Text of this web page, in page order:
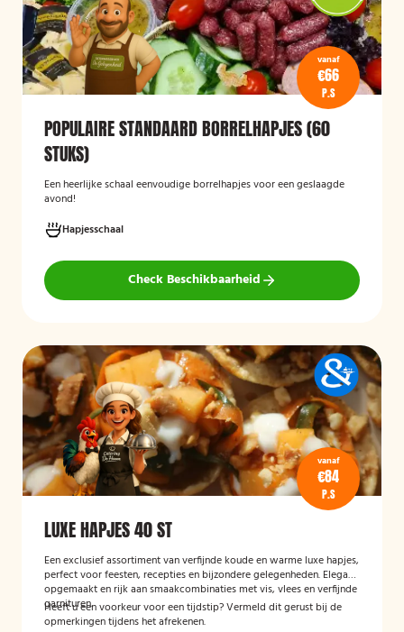
vanaf
€66
P.S
POPULAIRE STANDAARD BORRELHAPJES (60
STUKS)
Een heerlijke schaal eenvoudige borrelhapjes voor een geslaagde
avond!
Hapjesschaal
Check Beschikbaarheid
vanaf
€84
P.S
LUXE HAPJES 40 ST
Een exclusief assortiment van verfijnde koude en warme luxe hapjes,
perfect voor feesten, recepties en bijzondere gelegenheden. Elegant
opgemaakt en rijk aan smaakcombinaties met vis, vlees en verfijnde
garnituren.
Heeft u een voorkeur voor een tijdstip? Vermeld dit gerust bij de
opmerkingen tijdens het afrekenen.